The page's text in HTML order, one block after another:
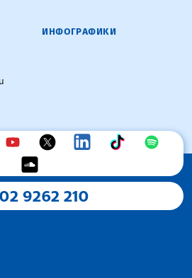
ИНФОГРАФИКИ
02 9262 210